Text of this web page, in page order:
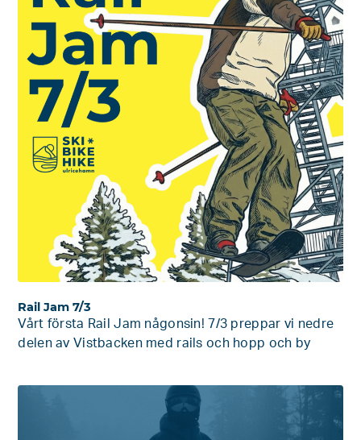
Rail Jam 7/3
Vårt första Rail Jam någonsin! 7/3 preppar vi nedre
delen av Vistbacken med rails och hopp och by